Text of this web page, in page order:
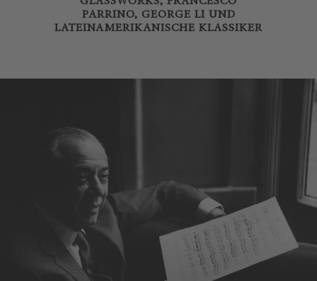
PARRINO, GEORGE LI UND
LATEINAMERIKANISCHE KLASSIKER